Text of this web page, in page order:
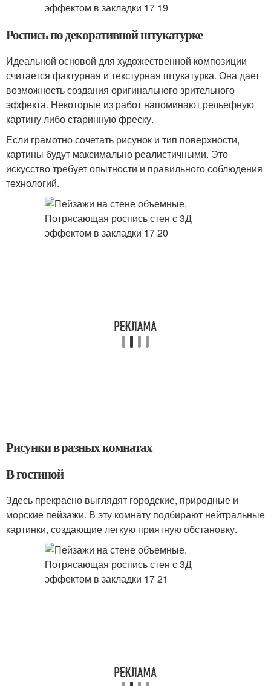
Роспись по декоративной штукатурке
Идеальной основой для художественной композиции
считается фактурная и текстурная штукатурка. Она дает
возможность создания оригинального зрительного
эффекта. Некоторые из работ напоминают рельефную
картину либо старинную фреску.
Если грамотно сочетать рисунок и тип поверхности,
картины будут максимально реалистичными. Это
искусство требует опытности и правильного соблюдения
технологий.
Рисунки в разных комнатах
В гостиной
Здесь прекрасно выглядят городские, природные и
морские пейзажи. В эту комнату подбирают нейтральные
картинки, создающие легкую приятную обстановку.